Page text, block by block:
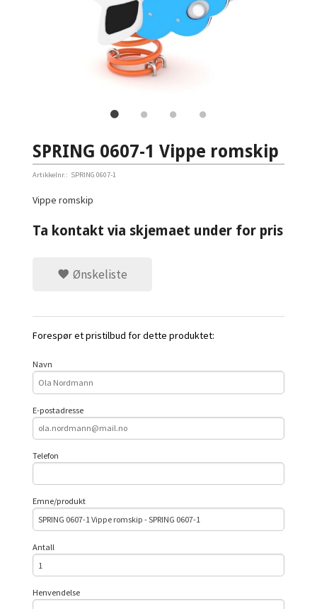
SPRING 0607-1 Vippe romskip
Artikkelnr.: SPRING 0607-1
Vippe romskip
Ta kontakt via skjemaet under for pris
Ønskeliste
Forespør et pristilbud for dette produktet:
Navn
E-postadresse
Telefon
Emne/produkt
Antall
Henvendelse